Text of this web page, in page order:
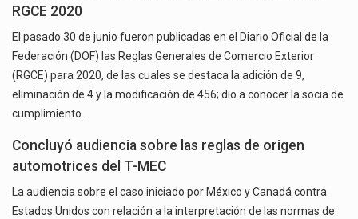
RGCE 2020
El pasado 30 de junio fueron publicadas en el Diario Oficial de la
Federación (DOF) las Reglas Generales de Comercio Exterior
(RGCE) para 2020, de las cuales se destaca la adición de 9,
eliminación de 4 y la modificación de 456; dio a conocer la socia de
cumplimiento…
Concluyó audiencia sobre las reglas de origen
automotrices del T-MEC
La audiencia sobre el caso iniciado por México y Canadá contra
Estados Unidos con relación a la interpretación de las normas de